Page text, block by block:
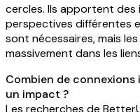
cercles. Ils apportent des
perspectives différentes
sont nécessaires, mais
massivement dans les
Combien de
un impact ?
Les recherches de